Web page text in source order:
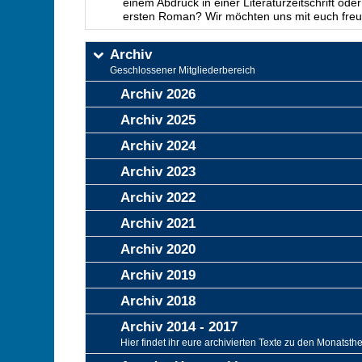
ersten Roman? Wir möchten uns mit euch
Archiv
Geschlossener Mitgliederbereich
Archiv 2026
Archiv 2025
Archiv 2024
Archiv 2023
Archiv 2022
Archiv 2021
Archiv 2020
Archiv 2019
Archiv 2018
Archiv 2014 - 2017
Hier findet ihr eure archivierten Texte zu den